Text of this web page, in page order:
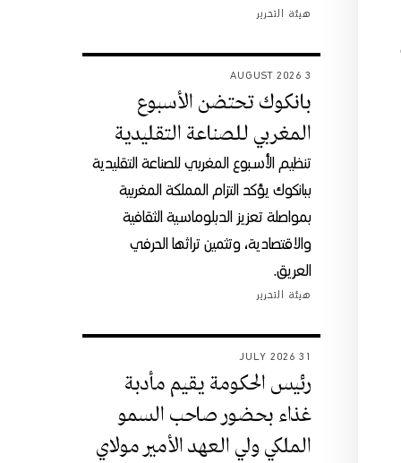
هيئة التحرير
3 AUGUST 2026
بانكوك تحتضن الأسبوع
المغربي للصناعة التقليدية
تنظيم الأسبوع المغربي للصناعة التقليدية
ببانكوك يؤكد التزام المملكة المغربية
بمواصلة تعزيز الدبلوماسية الثقافية
والاقتصادية، وتثمين تراثها الحرفي
العريق.
هيئة التحرير
31 JULY 2026
رئيس الحكومة يقيم مأدبة
غذاء بحضور صاحب السمو
الملكي ولي العهد الأمير مولاي